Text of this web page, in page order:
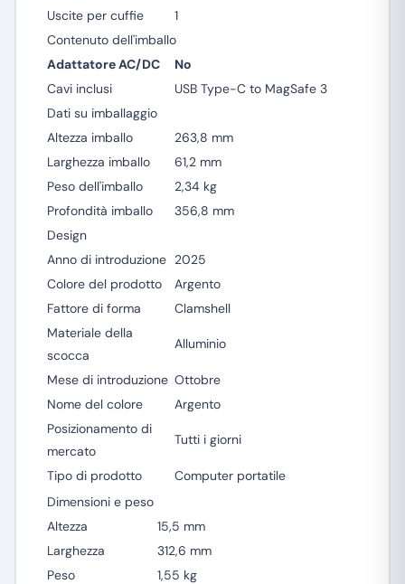
Uscite per cuffie
1
Contenuto dell'imballo
Adattatore AC/DC
No
Cavi inclusi
USB Type-C to MagSafe 3
Dati su imballaggio
Altezza imballo
263,8 mm
Larghezza imballo
61,2 mm
Peso dell'imballo
2,34 kg
Profondità imballo
356,8 mm
Design
Anno di introduzione 2025
Colore del prodotto
Argento
Fattore di forma
Clamshell
Materiale della
scocca
Alluminio
Mese di introduzione Ottobre
Nome del colore
Argento
Posizionamento di
mercato
Tutti i giorni
Tipo di prodotto
Computer portatile
Dimensioni e peso
Altezza
15,5 mm
Larghezza
312,6 mm
Peso
1,55 kg